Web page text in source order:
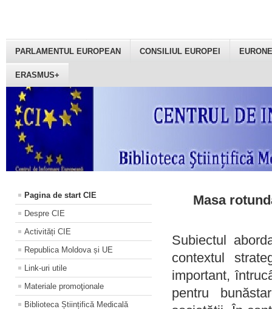
PARLAMENTUL EUROPEAN CONSILIUL EUROPEI
ERASMUS+
Pagina de start CIE
Despre CIE
Activități CIE
Republica Moldova și UE
Link-uri utile
Materiale promoţionale
Biblioteca Științifică Medicală
Masa
Subiectul
contextul
important,
pentru